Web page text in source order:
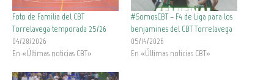
Foto de Familia del CBT
Torrelavega temporada 25/26
04/28/2026
En «Últimas noticias CBT»
#SomosCBT – F4 de Liga para los
benjamines del CBT Torrelavega
05/14/2026
En «Últimas noticias CBT»